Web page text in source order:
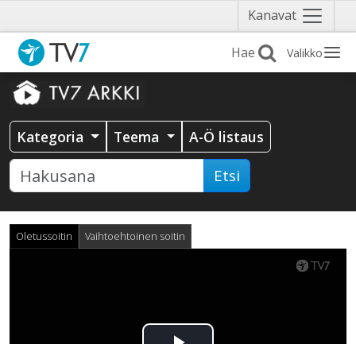
Kanavat Näytä
valikko
Valikko
Kategoria Teema A-Ö listaus
Etsi
Oletussoitin Vaihtoehtoinen soitin